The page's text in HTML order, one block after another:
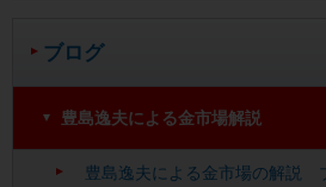
ブログ
豊島逸夫による金市場解説
豊島逸夫による金市場の解説